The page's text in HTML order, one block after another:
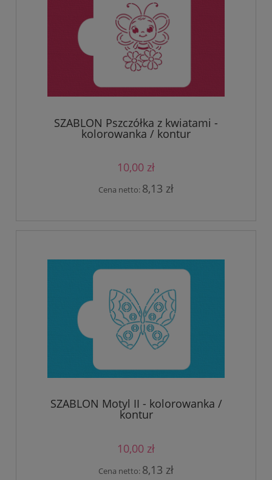
SZABLON Pszczółka z kwiatami -
kolorowanka / kontur
10,00 zł
Cena netto: 8,13 zł
SZABLON Motyl II - kolorowanka /
kontur
10,00 zł
Cena netto: 8,13 zł